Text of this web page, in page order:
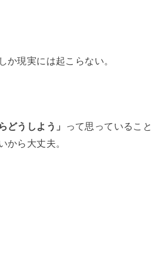
か現実には起こらない。
どうしよう」
って思っていること
から大丈夫。